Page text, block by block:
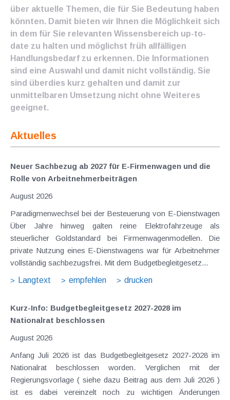
über aktuelle Themen, die für Sie Bedeutung haben
könnten. Damit bieten wir Ihnen die Möglichkeit sich
in dem für Sie relevanten Wissensbereich up-to-
date zu halten und möglichst früh allfälligen
Handlungsbedarf zu erkennen. Die Informationen
sind eine Auswahl und damit nicht vollständig. Sie
sind überdies kurz gehalten und damit zur
unmittelbaren Umsetzung nicht ohne Weiteres
geeignet.
Aktuelles
Neuer Sachbezug ab 2027 für E-Firmenwagen und die
Rolle von Arbeitnehmer​­beiträgen
August 2026
Paradigmenwechsel bei der Besteuerung von E-Dienstwagen
Über Jahre hinweg galten reine Elektrofahrzeuge als
steuerlicher Goldstandard bei Firmenwagenmodellen. Die
private Nutzung eines E-Dienstwagens war für Arbeitnehmer
vollständig sachbezugsfrei. Mit dem Budgetbegleitgesetz...
Langtext
empfehlen drucken
Kurz-Info: Budgetbegleitgesetz 2027-2028 im
Nationalrat beschlossen
August 2026
Anfang Juli 2026 ist das Budgetbegleitgesetz 2027-2028 im
Nationalrat beschlossen worden. Verglichen mit der
Regierungsvorlage ( siehe dazu Beitrag aus dem Juli 2026 )
ist es dabei vereinzelt noch zu wichtigen Änderungen